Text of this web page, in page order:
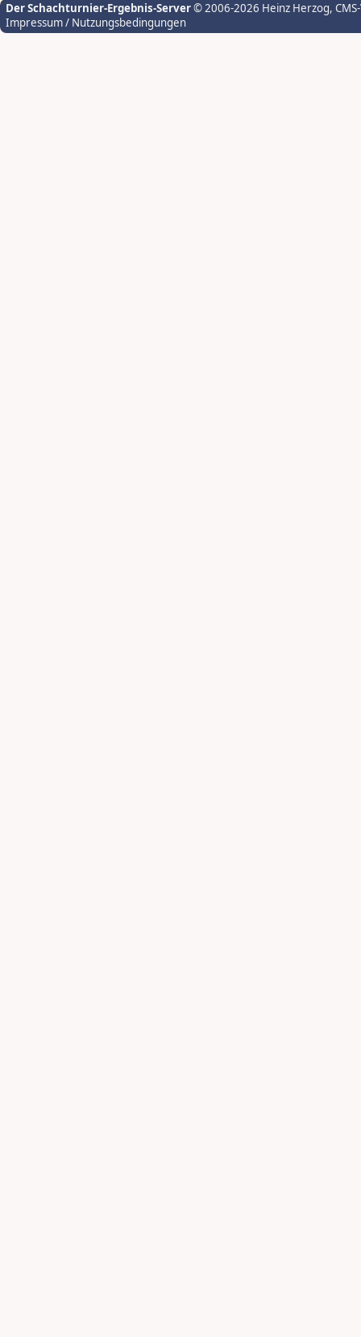
Der Schachturnier-Ergebnis-Server© 2006-2026 Heinz Herzog,
Impressum / Nutzungsbedingungen